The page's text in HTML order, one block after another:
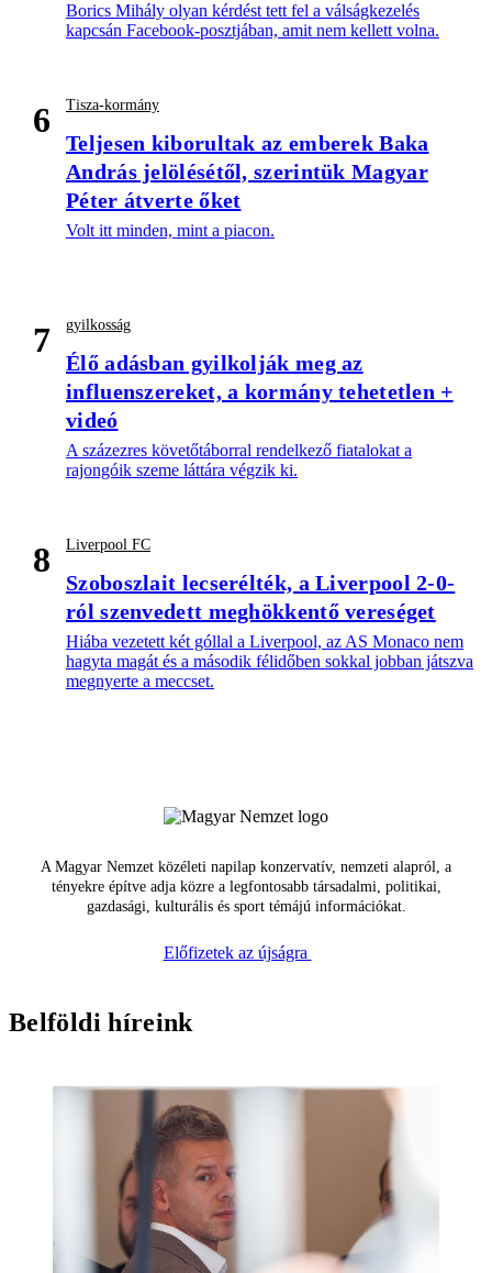
Borics Mihály olyan kérdést tett fel a válságkezelés
kapcsán Facebook-posztjában, amit nem kellett volna.
6 Tisza-kormány
Teljesen kiborultak az emberek Baka
András jelölésétől, szerintük Magyar
Péter átverte őket
Volt itt minden, mint a piacon.
7 gyilkosság
Élő adásban gyilkolják meg az
influenszereket, a kormány tehetetlen +
videó
A százezres követőtáborral rendelkező fiatalokat a
rajongóik szeme láttára végzik ki.
8 Liverpool FC
Szoboszlait lecserélték, a Liverpool 2-0-
ról szenvedett meghökkentő vereséget
Hiába vezetett két góllal a Liverpool, az AS Monaco nem
hagyta magát és a második félidőben sokkal jobban játszva
megnyerte a meccset.
A Magyar Nemzet közéleti napilap konzervatív, nemzeti alapról, a
tényekre építve adja közre a legfontosabb társadalmi, politikai,
gazdasági, kulturális és sport témájú információkat.
Előfizetek az újságra
Belföldi híreink